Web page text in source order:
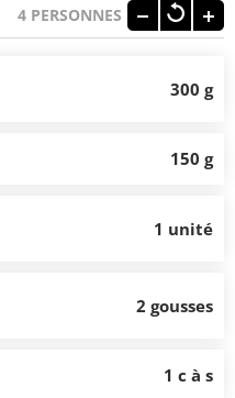
4 PERSONNES
300 g
150 g
1 unité
2 gousses
1 c à s